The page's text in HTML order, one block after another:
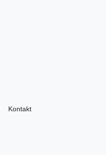
Kontakt